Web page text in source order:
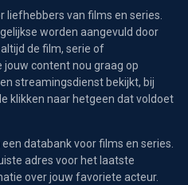
liefhebbers van films en series.
worden aangevuld door
de film, serie of
content nou graag op
streamingsdienst bekijkt, bij
klikken naar hetgeen dat voldoet
databank voor films en series.
adres voor het laatste
over jouw favoriete acteur.